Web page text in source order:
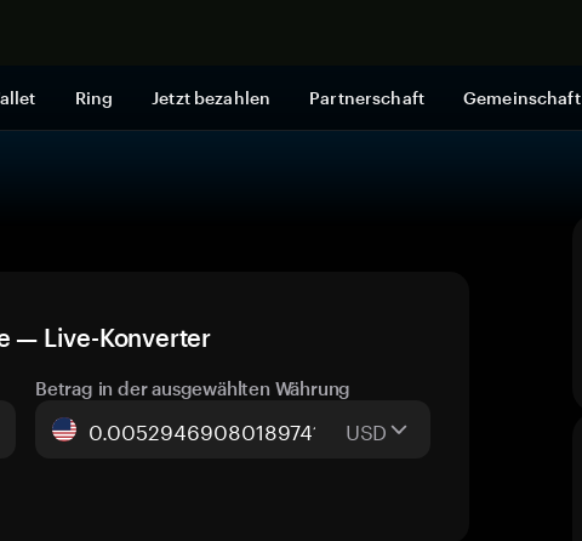
Ring Jetzt bezahlen Partnerschaft Gemeinschaft
— Live-Konverter
Betrag in der ausgewählten Währung
USD